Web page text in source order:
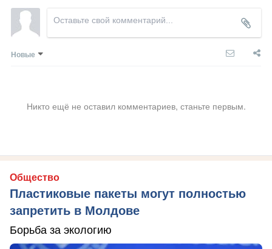
Новые
Никто ещё не оставил комментариев, станьте первым.
Общество
Пластиковые пакеты могут полностью
запретить в Молдове
Борьба за экологию